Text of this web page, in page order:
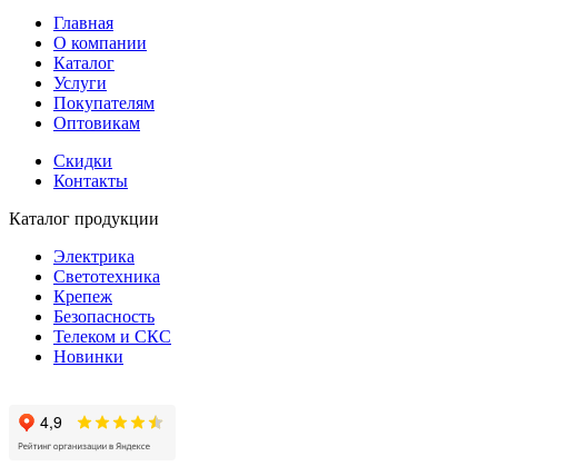
Главная
О компании
Каталог
Услуги
Покупателям
Оптовикам
Скидки
Контакты
Каталог продукции
Электрика
Светотехника
Крепеж
Безопасность
Телеком и СКС
Новинки